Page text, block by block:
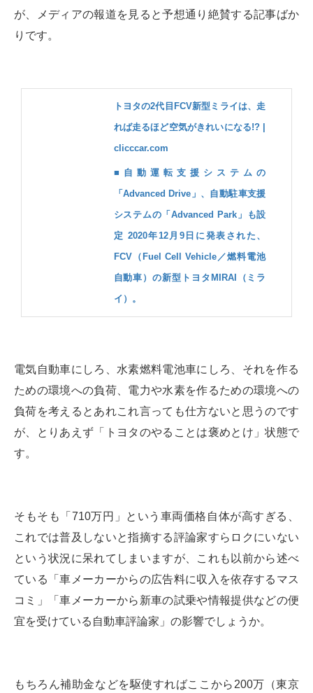
が、メディアの報道を見ると予想通り絶賛する記事ばか
りです。
トヨタの2代目FCV新型ミライは、走
れば走るほど空気がきれいになる!? |
clicccar.com
■自動運転支援システムの
「Advanced Drive」、自動駐車支援
システムの「Advanced Park」も設
定 2020年12月9日に発表された、
FCV（Fuel Cell Vehicle／燃料電池
自動車）の新型トヨタMIRAI（ミラ
イ）。
電気自動車にしろ、水素燃料電池車にしろ、それを作る
ための環境への負荷、電力や水素を作るための環境への
負荷を考えるとあれこれ言っても仕方ないと思うのです
が、とりあえず「トヨタのやることは褒めとけ」状態で
す。
そもそも「710万円」という車両価格自体が高すぎる、
これでは普及しないと指摘する評論家すらロクにいない
という状況に呆れてしまいますが、これも以前から述べ
ている「車メーカーからの広告料に収入を依存するマス
コミ」「車メーカーから新車の試乗や情報提供などの便
宜を受けている自動車評論家」の影響でしょうか。
もちろん補助金などを駆使すればここから200万（東京